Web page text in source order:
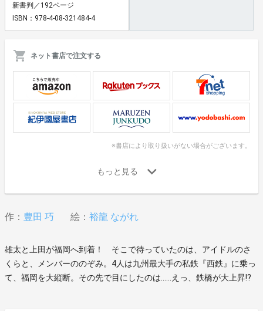
新書判／192ページ
ISBN：978-4-08-321484-4
ネット書店で注文する
※書店により取り扱いがない場合がございます。
作： 豊田 巧 絵： 裕龍 ながれ
雄太と上田が福岡へ到着！ そこで待っていたのは、アイドルのさ
くらと、メンバーののぞみ。4人は九州最大手の私鉄『西鉄』に乗っ
て、福岡を大縦断。その先で目にしたのは……えっ、鉄橋が大上昇!?